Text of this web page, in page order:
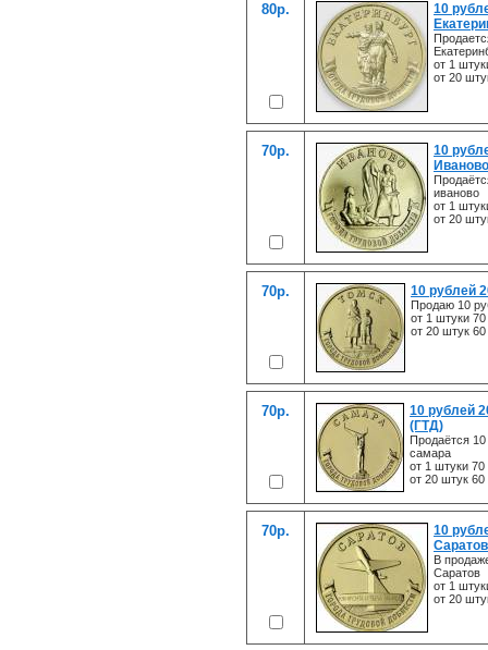
80р.
10
от 1
от 20
70р.
10
иваново
от 1
от 20
70р. 10 рублей
Продаю 10
от 1 штуки 70
от 20 штук 60
70р.
10 рублей
(ГТД)
Продаётся
самара
от 1 штуки 70
от 20 штук 60
70р.
10
В
Саратов
от 1
от 20